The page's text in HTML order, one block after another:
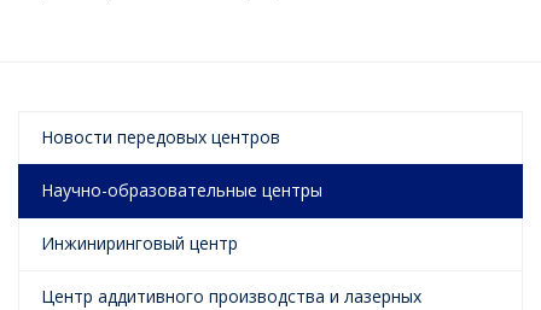
Новости передовых центров
Научно-образовательные центры
Инжиниринговый центр
Центр аддитивного производства и лазерных